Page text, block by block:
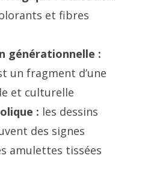
et fibres
générationnelle :
un fragment d’une
et culturelle
: les dessins
des signes
amulettes tissées